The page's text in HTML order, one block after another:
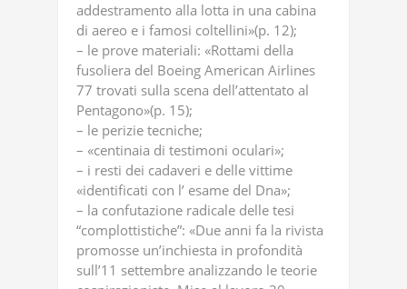
addestramento alla lotta in una cabina
di aereo e i famosi coltellini»(p. 12);
– le prove materiali: «Rottami della
fusoliera del Boeing American Airlines
77 trovati sulla scena dell’attentato al
Pentagono»(p. 15);
– le perizie tecniche;
– «centinaia di testimoni oculari»;
– i resti dei cadaveri e delle vittime
«identificati con l’ esame del Dna»;
– la confutazione radicale delle tesi
“complottistiche”: «Due anni fa la rivista
promosse un’inchiesta in profondità
sull’11 settembre analizzando le teorie